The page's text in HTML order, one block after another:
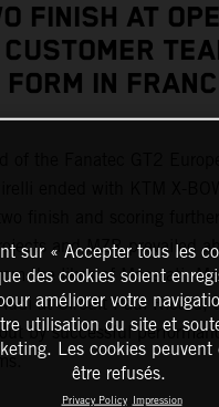
FINISH AT
FORM IN
of the Fanatec GT2
and MZR prevailed
the likes of Maserati,
at Circuit Paul Ricard,
out by successful
sur « Accepter tous les
des cookies soient
améliorer votre
utilisation du site et
Les cookies peuvent
être refusés.
Privacy Policy Impression